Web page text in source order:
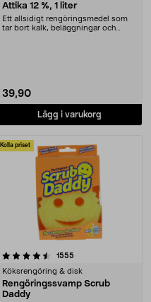
Ättika 12 %, 1 liter
Ett allsidigt rengöringsmedel som
tar bort kalk, beläggningar och
39,90
Lägg i varukorg
Kolla priset
1555
Köksrengöring & disk
Rengöringssvamp Scrub
Daddy